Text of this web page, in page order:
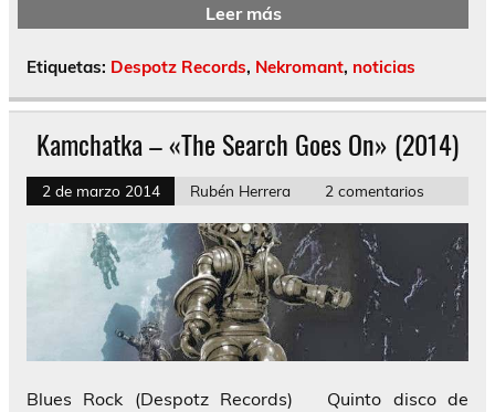
Leer más
Etiquetas: Despotz Records, Nekromant, noticias
Kamchatka – «The Search Goes On» (2014)
2 de marzo 2014 Rubén Herrera 2 comentarios
Blues Rock (Despotz Records) Quinto disco de